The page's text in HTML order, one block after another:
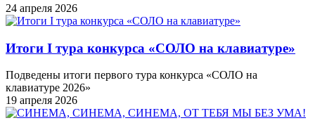
24 апреля 2026
Итоги I тура конкурса «СОЛО на клавиатуре»
Подведены итоги первого тура конкурса «СОЛО на
клавиатуре 2026»
19 апреля 2026